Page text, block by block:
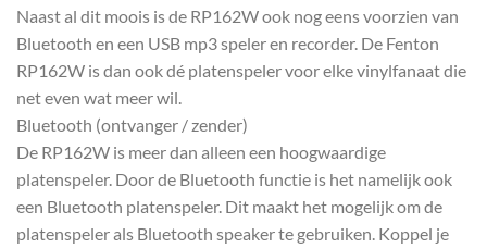
Naast al dit moois is de RP162W ook nog eens voorzien van
Bluetooth en een USB mp3 speler en recorder. De Fenton
RP162W is dan ook dé platenspeler voor elke vinylfanaat die
net even wat meer wil.
Bluetooth (ontvanger / zender)
De RP162W is meer dan alleen een hoogwaardige
platenspeler. Door de Bluetooth functie is het namelijk ook
een Bluetooth platenspeler. Dit maakt het mogelijk om de
platenspeler als Bluetooth speaker te gebruiken. Koppel je